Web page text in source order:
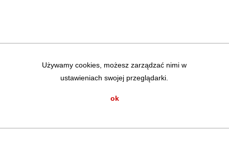
Używamy cookies, możesz zarządzać nimi w
ustawieniach swojej przeglądarki.
ok